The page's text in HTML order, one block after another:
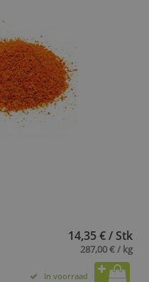
14,35 € / Stk
287,00 € / kg
In voorraad